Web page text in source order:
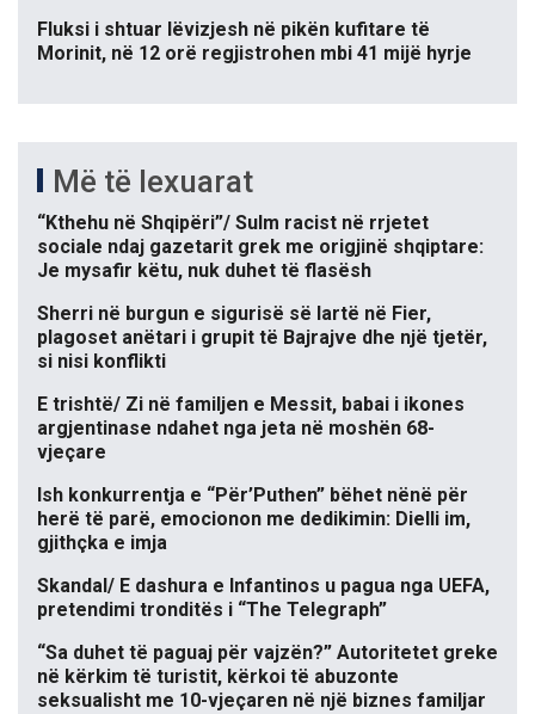
Fluksi i shtuar lëvizjesh në pikën kufitare të
Morinit, në 12 orë regjistrohen mbi 41 mijë hyrje
Më të lexuarat
“Kthehu në Shqipëri”/ Sulm racist në rrjetet
sociale ndaj gazetarit grek me origjinë shqiptare:
Je mysafir këtu, nuk duhet të flasësh
Sherri në burgun e sigurisë së lartë në Fier,
plagoset anëtari i grupit të Bajrajve dhe një tjetër,
si nisi konflikti
E trishtë/ Zi në familjen e Messit, babai i ikones
argjentinase ndahet nga jeta në moshën 68-
vjeçare
Ish konkurrentja e “Për’Puthen” bëhet nënë për
herë të parë, emocionon me dedikimin: Dielli im,
gjithçka e imja
Skandal/ E dashura e Infantinos u pagua nga UEFA,
pretendimi tronditës i “The Telegraph”
“Sa duhet të paguaj për vajzën?” Autoritetet greke
në kërkim të turistit, kërkoi të abuzonte
seksualisht me 10-vjeçaren në një biznes familjar